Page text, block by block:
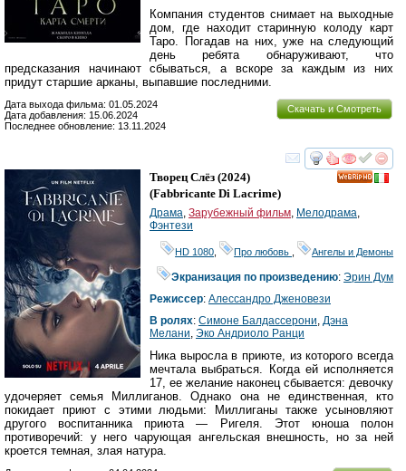
Компания студентов снимает на выходные
дом, где находит старинную колоду карт
Таро. Погадав на них, уже на следующий
день ребята обнаруживают, что
предсказания начинают сбываться, а вскоре за каждым из них
придут старшие арканы, выпавшие последними.
Скачать и Смотреть
Дата выхода фильма: 01.05.2024
Дата добавления: 15.06.2024
Последнее обновление: 13.11.2024
смотреть
Творец Слёз (2024)
(Fabbricante Di Lacrime)
Драма, Зарубежный фильм, Мелодрама,
Фэнтези
HD 1080 Про любовь Ангелы и Демоны
Экранизация по произведению:Эрин Дум
Режиссер: Алессандро Дженовези
В ролях: Симоне Балдассерони, Дэна
Мелани, Эко Андриоло Ранци
Ника выросла в приюте, из которого всегда
мечтала выбраться. Когда ей исполняется
17, ее желание наконец сбывается: девочку
удочеряет семья Миллиганов. Однако она не единственная, кто
покидает приют с этими людьми: Миллиганы также усыновляют
другого воспитанника приюта — Ригеля. Этот юноша полон
противоречий: у него чарующая ангельская внешность, но за ней
кроется темная, злая натура.